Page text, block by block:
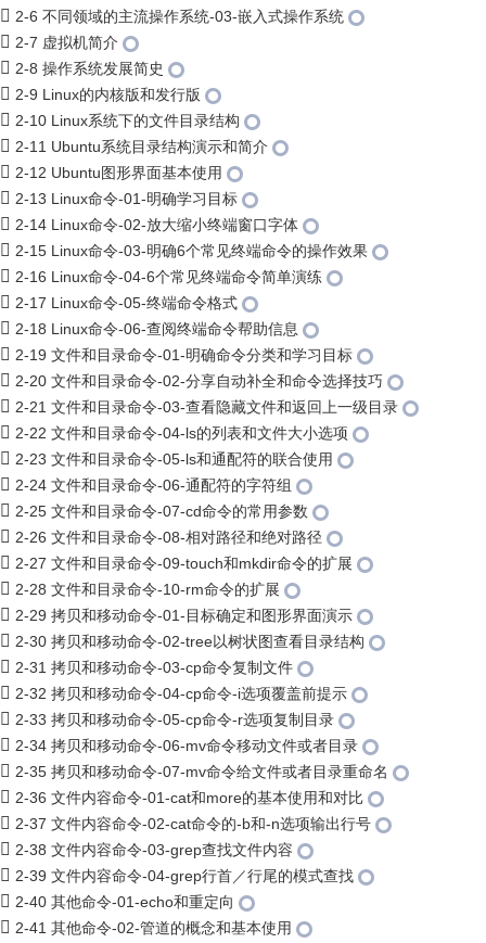
2-6 不同领域的主流操作系统-03-嵌入式操作系统
2-7 虚拟机简介
2-8 操作系统发展简史
2-9 Linux的内核版和发行版
2-10 Linux系统下的文件目录结构
2-11 Ubuntu系统目录结构演示和简介
2-12 Ubuntu图形界面基本使用
2-13 Linux命令-01-明确学习目标
2-14 Linux命令-02-放大缩小终端窗口字体
2-15 Linux命令-03-明确6个常见终端命令的操作效果
2-16 Linux命令-04-6个常见终端命令简单演练
2-17 Linux命令-05-终端命令格式
2-18 Linux命令-06-查阅终端命令帮助信息
2-19 文件和目录命令-01-明确命令分类和学习目标
2-20 文件和目录命令-02-分享自动补全和命令选择技巧
2-21 文件和目录命令-03-查看隐藏文件和返回上一级目录
2-22 文件和目录命令-04-ls的列表和文件大小选项
2-23 文件和目录命令-05-ls和通配符的联合使用
2-24 文件和目录命令-06-通配符的字符组
2-25 文件和目录命令-07-cd命令的常用参数
2-26 文件和目录命令-08-相对路径和绝对路径
2-27 文件和目录命令-09-touch和mkdir命令的扩展
2-28 文件和目录命令-10-rm命令的扩展
2-29 拷贝和移动命令-01-目标确定和图形界面演示
2-30 拷贝和移动命令-02-tree以树状图查看目录结构
2-31 拷贝和移动命令-03-cp命令复制文件
2-32 拷贝和移动命令-04-cp命令-i选项覆盖前提示
2-33 拷贝和移动命令-05-cp命令-r选项复制目录
2-34 拷贝和移动命令-06-mv命令移动文件或者目录
2-35 拷贝和移动命令-07-mv命令给文件或者目录重命名
2-36 文件内容命令-01-cat和more的基本使用和对比
2-37 文件内容命令-02-cat命令的-b和-n选项输出行号
2-38 文件内容命令-03-grep查找文件内容
2-39 文件内容命令-04-grep行首／行尾的模式查找
2-40 其他命令-01-echo和重定向
2-41 其他命令-02-管道的概念和基本使用